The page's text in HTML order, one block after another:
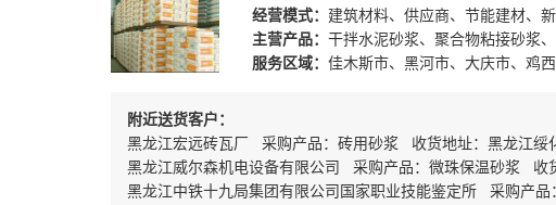
经营模式： 建筑材料、供应商、节能建材、
主营产品： 干拌水泥砂浆、聚合物粘接砂浆
服务区域： 佳木斯市、黑河市、大庆市、鸡
附近送货客户：
黑龙江宏远砖瓦厂 采购产品：砖用砂浆 收货地址：黑龙江绥
黑龙江威尔森机电设备有限公司 采购产品：微珠保温砂浆 收
黑龙江中铁十九局集团有限公司国家职业技能鉴定所 采购产